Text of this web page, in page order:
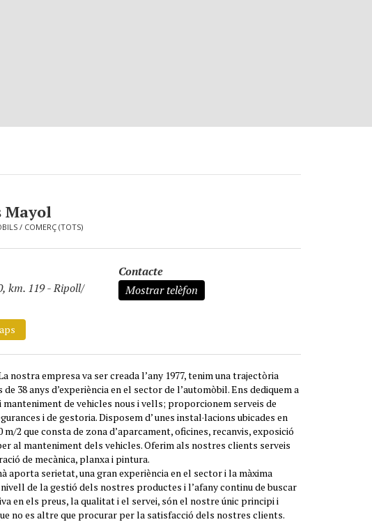
Mayol
/ COMERÇ (TOTS)
km. 119-Ripoll/
Contacte
Mostrar telèfon
nostra empresa va ser creada l’any 1977, tenim una trajectòria
38 anys d’experiència en el sector de l’automòbil. Ens dediquem a
de vehicles nous i vells; proporcionem serveis de
i de gestoria. Disposem d’ unes instal·lacions ubicades en
m/2 que consta de zona d’aparcament, oficines, recanvis, exposició
al manteniment dels vehicles. Oferim als nostres clients serveis
de mecànica, planxa i pintura.
aporta serietat, una gran experiència en el sector i la màxima
de la gestió dels nostres productes i l’afany continu de buscar
en els preus, la qualitat i el servei, són el nostre únic principi i
no es altre que procurar per la satisfacció dels nostres clients.